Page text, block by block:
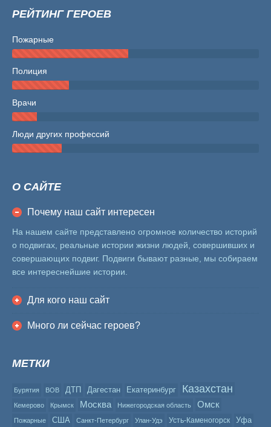
РЕЙТИНГ ГЕРОЕВ
Пожарные
Полиция
Врачи
Люди других профессий
О САЙТЕ
Почему наш сайт интересен
На нашем сайте представлено огромное количество историй
о подвигах, реальные истории жизни людей, совершивших и
совершающих подвиг. Подвиги бывают разные, мы собираем
все интереснейшие истории.
Для кого наш сайт
Много ли сейчас героев?
МЕТКИ
Бурятия ВОВ ДТП Дагестан Екатеринбург Казахстан
Кемерово Крымск Москва Нижегородская область Омск
Пожарные США Санкт-Петербург Улан-Удэ Усть-Каменогорск Уфа